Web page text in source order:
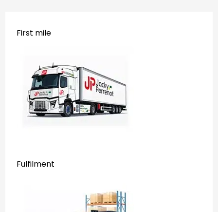
First mile
Fulfilment